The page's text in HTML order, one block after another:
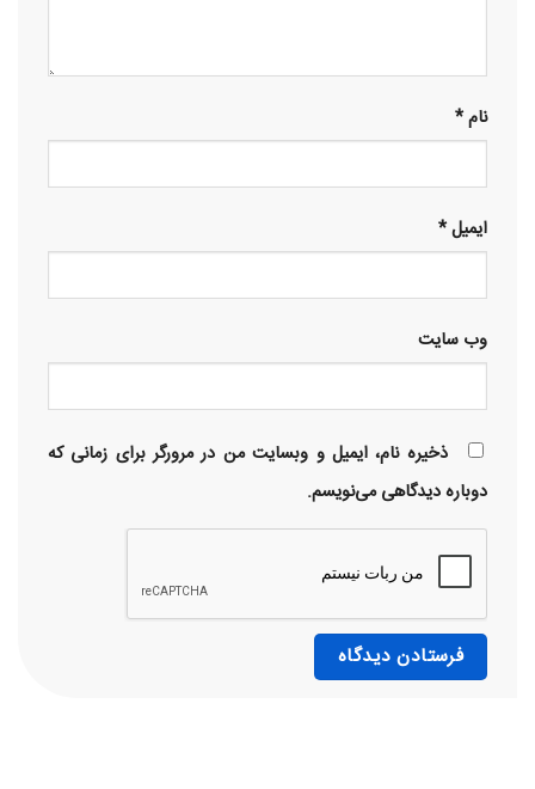
نام*
ایمیل*
وب‌ سایت
ذخیره نام، ایمیل و وبسایت من در مرورگر برای زمانی که
دوباره دیدگاهی می‌نویسم.